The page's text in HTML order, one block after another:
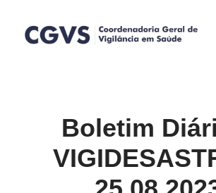
Pular
Boletim